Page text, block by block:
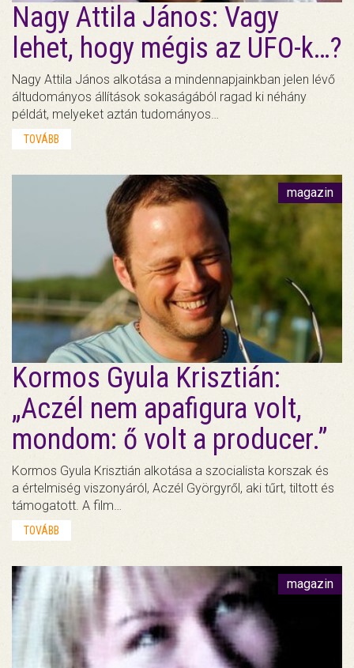
Nagy Attila János: Vagy
lehet, hogy mégis az UFO-k…?
Nagy Attila János alkotása a mindennapjainkban jelen lévő
áltudományos állítások sokaságából ragad ki néhány
példát, melyeket aztán tudományos…
TOVÁBB
magazin
Kormos Gyula Krisztián:
„Aczél nem apafigura volt,
mondom: ő volt a producer.”
Kormos Gyula Krisztián alkotása a szocialista korszak és
a értelmiség viszonyáról, Aczél Györgyről, aki tűrt, tiltott és
támogatott. A film…
TOVÁBB
magazin